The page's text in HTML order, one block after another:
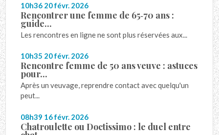
10h36 20févr. 2026
Rencontrer une femme de 65‑70 ans :
guide...
Les rencontres en ligne ne sont plus réservées aux...
10h35 20févr. 2026
Rencontre femme de 50 ans veuve : astuces
pour...
Après un veuvage, reprendre contact avec quelqu'un
peut...
08h39 16févr. 2026
Chatroulette ou Doctissimo : le duel entre